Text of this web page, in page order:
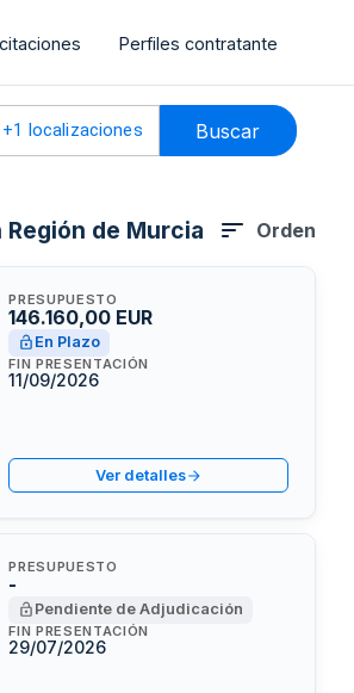
Perfiles contratante
+1 localizaciones Buscar
de Murcia Orden
PRESUPUESTO
146.160,00 EUR
En Plazo
FIN PRESENTACIÓN
11/09/2026
Ver detalles
PRESUPUESTO
-
Pendiente de Adjudicación
FIN PRESENTACIÓN
29/07/2026